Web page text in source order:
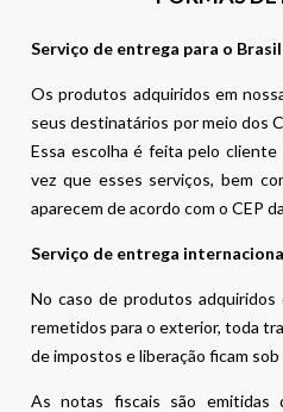
Serviço de entrega para o Brasil
Os produtos adquiridos em
seus destinatários por meio dos
Essa escolha é feita pelo cliente
vez que esses serviços, bem
aparecem de acordo com o CEP
Serviço de entrega
No caso de produtos adquiridos
remetidos para o exterior, toda
de impostos e liberação ficam
As notas fiscais são emitidas